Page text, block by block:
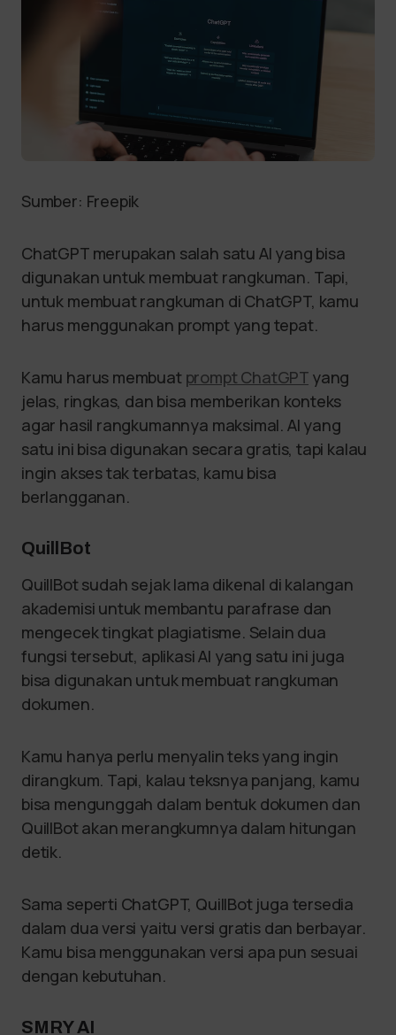
Sumber: Freepik
ChatGPT merupakan salah satu AI yang bisa
digunakan untuk membuat rangkuman. Tapi,
untuk membuat rangkuman di ChatGPT, kamu
harus menggunakan prompt yang tepat.
Kamu harus membuat prompt ChatGPT yang
jelas, ringkas, dan bisa memberikan konteks
agar hasil rangkumannya maksimal. AI yang
satu ini bisa digunakan secara gratis, tapi kalau
ingin akses tak terbatas, kamu bisa
berlangganan.
QuillBot
QuillBot sudah sejak lama dikenal di kalangan
akademisi untuk membantu parafrase dan
mengecek tingkat plagiatisme. Selain dua
fungsi tersebut, aplikasi AI yang satu ini juga
bisa digunakan untuk membuat rangkuman
dokumen.
Kamu hanya perlu menyalin teks yang ingin
dirangkum. Tapi, kalau teksnya panjang, kamu
bisa mengunggah dalam bentuk dokumen dan
QuillBot akan merangkumnya dalam hitungan
detik.
Sama seperti ChatGPT, QuillBot juga tersedia
dalam dua versi yaitu versi gratis dan berbayar.
Kamu bisa menggunakan versi apa pun sesuai
dengan kebutuhan.
SMRY AI